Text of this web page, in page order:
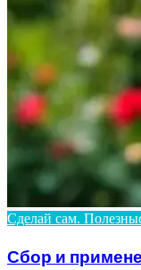
Сделай сам.
Сбор и